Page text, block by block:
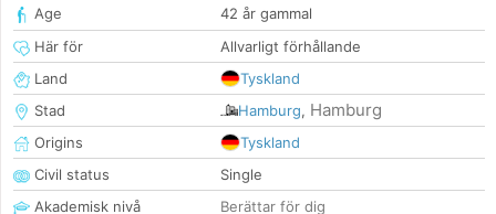
Age
42 år gammal
Här för
Allvarligt förhållande
Land
Tyskland
Stad
Hamburg, Hamburg
Origins
Tyskland
Civil status
Single
Akademisk nivå
Berättar för dig